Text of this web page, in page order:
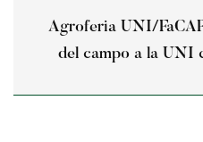
Agroferia UNI/
del campo a la UNI